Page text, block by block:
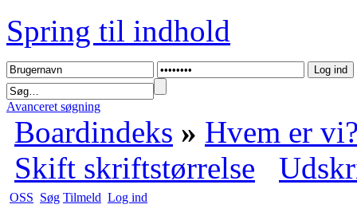
Spring til indhold
Avanceret søgning
Boardindeks » Hvem er
Skift skriftstørrelse
OSS Søg Tilmeld Log ind